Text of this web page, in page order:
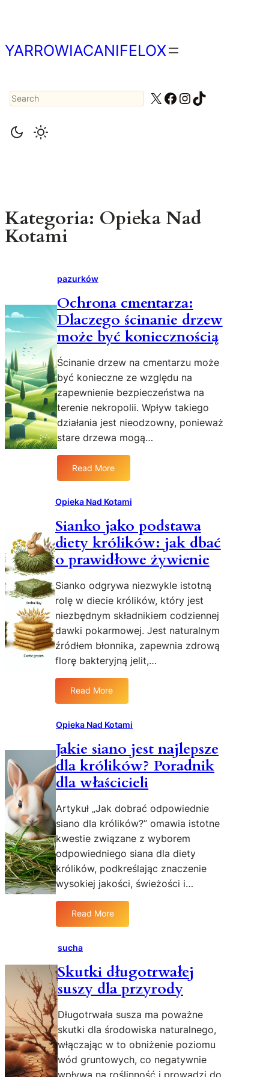
treści
YARROWIACANIFELOX
Search X Facebook
Instagram
TikTok
Kategoria: Opieka Nad
Kotami
pazurków
Ochrona cmentarza:
Dlaczego ścinanie drzew
może być koniecznością
Ścinanie drzew na cmentarzu może
być konieczne ze względu na
zapewnienie bezpieczeństwa na
terenie nekropolii. Wpływ takiego
działania jest nieodzowny, ponieważ
stare drzewa mogą…
Read More
c
r
o
n
a
m
e
n
t
a
r
a
l
c
z
e
g
c
i
n
a
n
e
w
m
ż
e
b
Opieka Nad Kotami
Sianko jako podstawa
diety królików: jak dbać
o prawidłowe żywienie
Sianko odgrywa niezwykle istotną
rolę w diecie królików, który jest
niezbędnym składnikiem codziennej
dawki pokarmowej. Jest naturalnym
źródłem błonnika, zapewnia zdrową
florę bakteryjną jelit,…
Read More
i
n
k
o
j
k
o
p
o
d
s
a
e
t
k
r
ó
i
Opieka Nad Kotami
Jakie siano jest najlepsze
dla królików? Poradnik
dla właścicieli
Artykuł „Jak dobrać odpowiednie
siano dla królików?” omawia istotne
kwestie związane z wyborem
odpowiedniego siana dla diety
królików, podkreślając znaczenie
wysokiej jakości, świeżości i…
Read More
i
e
s
i
a
o
j
sucha
Skutki długotrwałej
suszy dla przyrody
Długotrwała susza ma poważne
skutki dla środowiska naturalnego,
włączając w to obniżenie poziomu
wód gruntowych, co negatywnie
wpływa na roślinność i prowadzi do